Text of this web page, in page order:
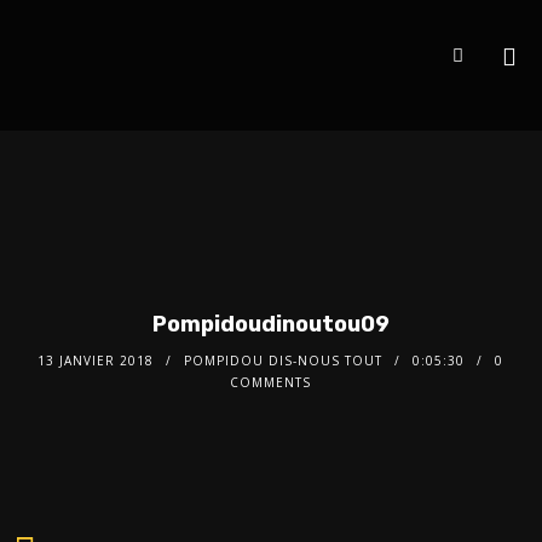
Pompidoudinoutou09
13 JANVIER 2018 POMPIDOU DIS-NOUS TOUT 0:05:30
0
COMMENTS